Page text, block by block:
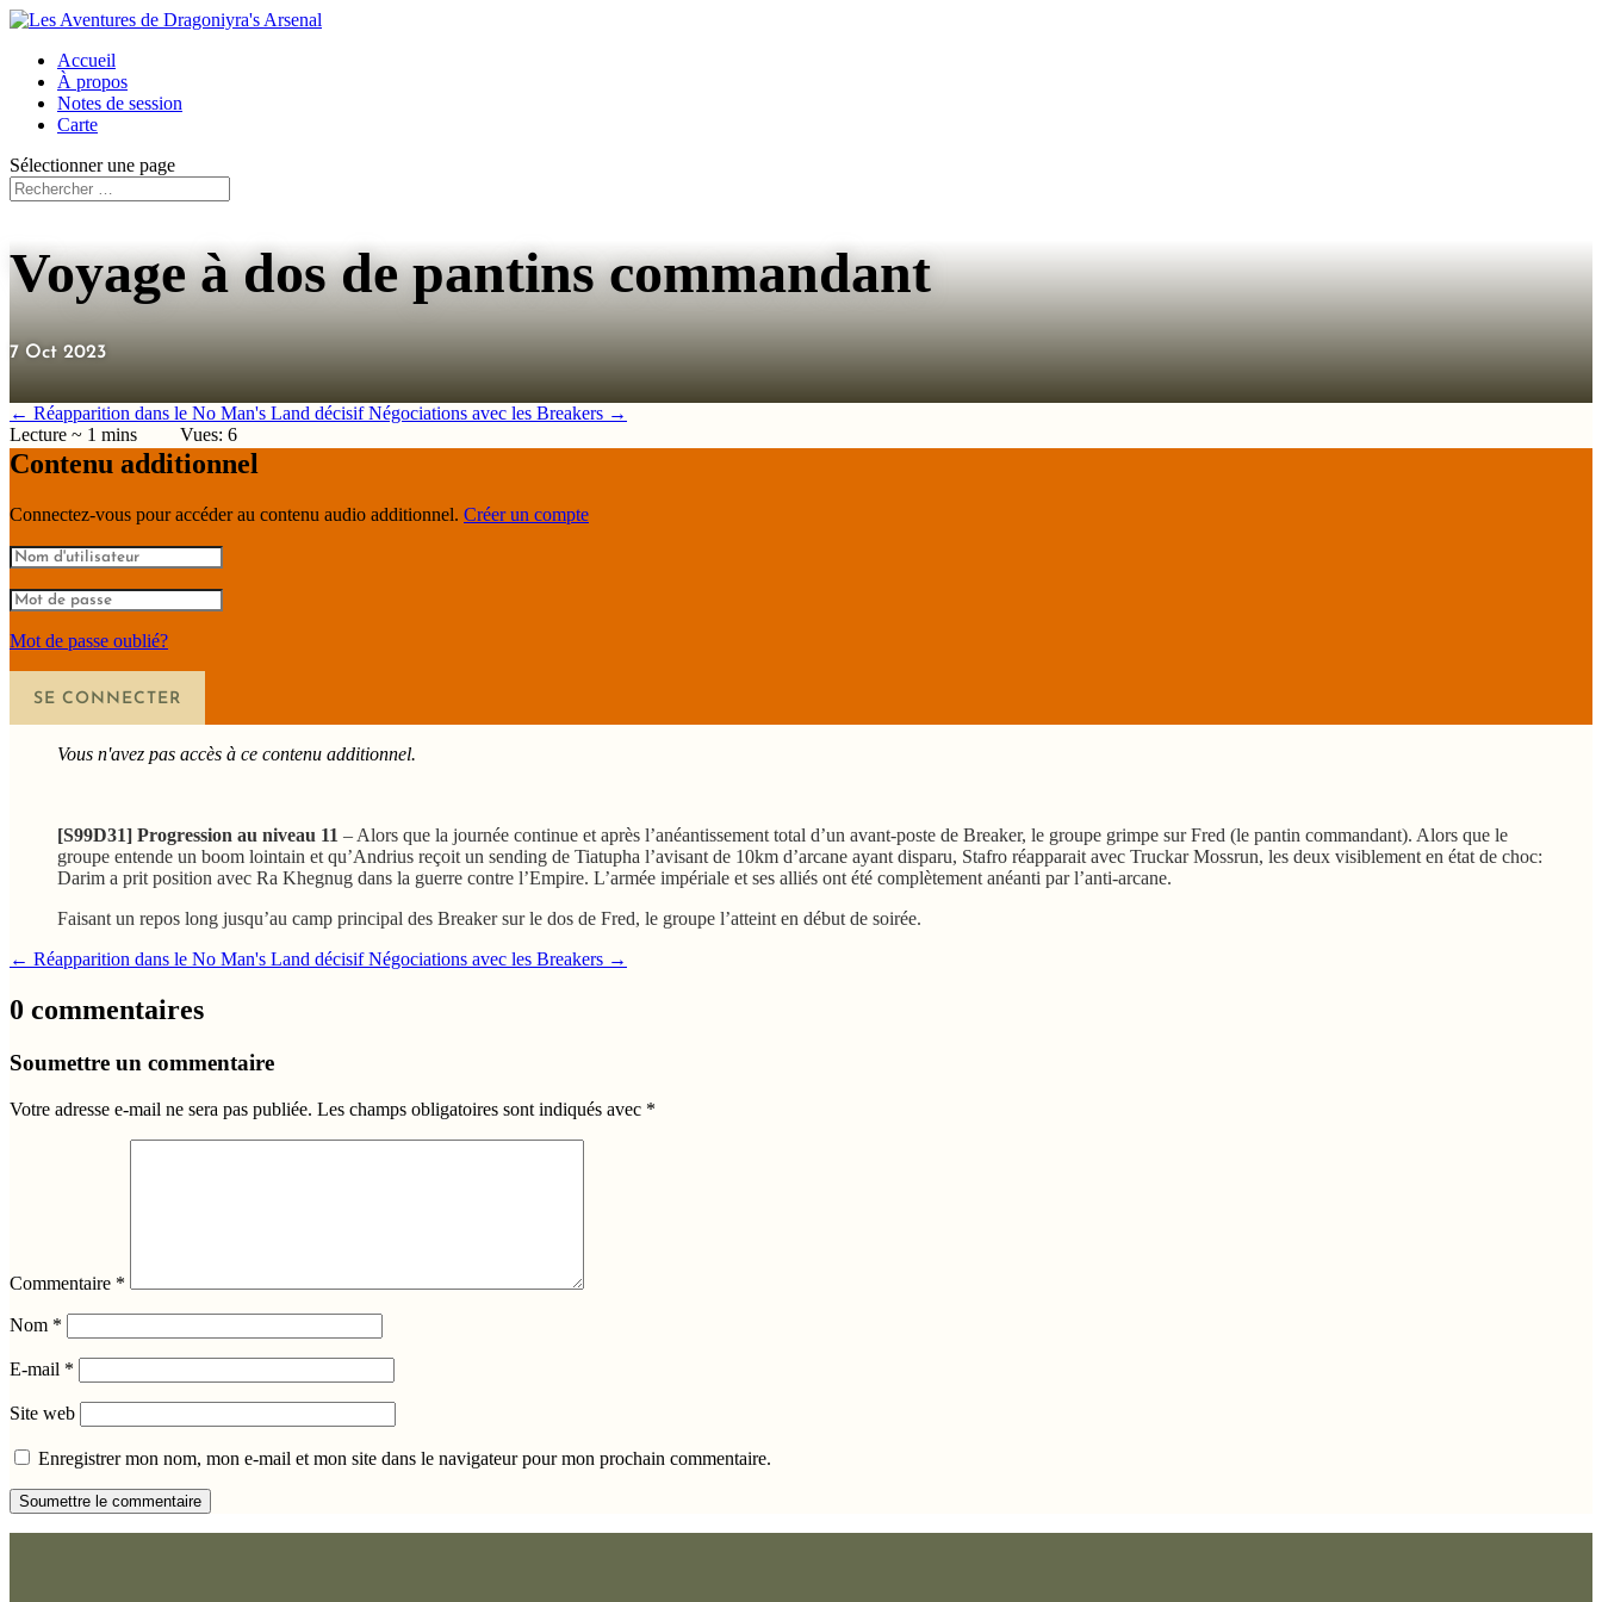
Accueil
À propos
Notes de session
Carte
Sélectionner une page
Voyage à dos de pantins commandant
7 Oct 2023
← Réapparition dans le No Man's Land décisif Négociations avec les Breakers →
Vues: 6
Contenu additionnel
Connectez-vous pour accéder au contenu audio additionnel. Créer un compte
Mot de passe oublié?
SE CONNECTER
Vous n'avez pas accès à ce contenu additionnel.
[S99D31] Progression au niveau 11 – Alors que la journée continue et après l’anéantissement total d’un avant-poste de Breaker, le groupe grimpe sur Fred (le pantin commandant). Alors que le
groupe entende un boom lointain et qu’Andrius reçoit un sending de Tiatupha l’avisant de 10km d’arcane ayant disparu, Stafro réapparait avec Truckar Mossrun, les deux visiblement en état de choc:
Darim a prit position avec Ra Khegnug dans la guerre contre l’Empire. L’armée impériale et ses alliés ont été complètement anéanti par l’anti-arcane.
Faisant un repos long jusqu’au camp principal des Breaker sur le dos de Fred, le groupe l’atteint en début de soirée.
← Réapparition dans le No Man's Land décisif Négociations avec les Breakers →
0 commentaires
Soumettre un commentaire
Votre adresse e-mail ne sera pas publiée. Les champs obligatoires sont indiqués avec *
Commentaire *
Nom *
E-mail *
Site web
Enregistrer mon nom, mon e-mail et mon site dans le navigateur pour mon prochain commentaire.
Soumettre le commentaire